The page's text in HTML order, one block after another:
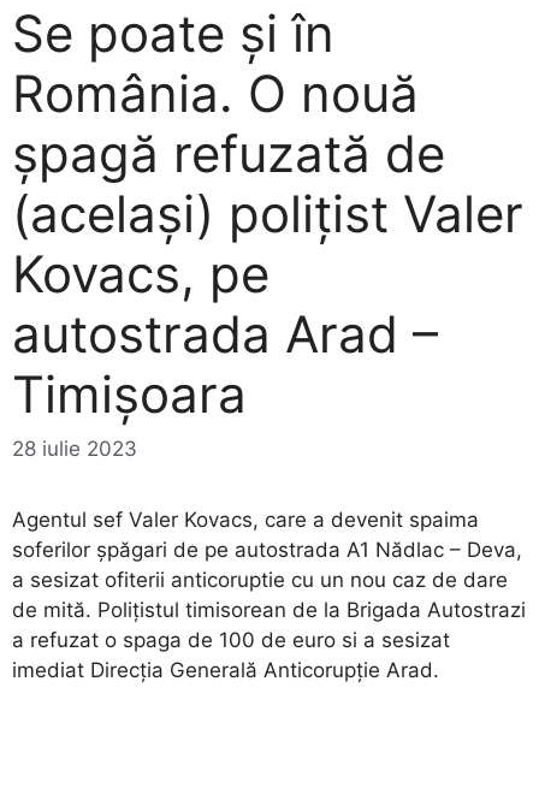
Se poate și în
România. O nouă
șpagă refuzată de
(același) polițist Valer
Kovacs, pe
autostrada Arad –
Timișoara
28 iulie 2023
Agentul sef Valer Kovacs, care a devenit spaima
soferilor șpăgari de pe autostrada A1 Nădlac – Deva,
a sesizat ofiterii anticoruptie cu un nou caz de dare
de mită. Polițistul timisorean de la Brigada Autostrazi
a refuzat o spaga de 100 de euro si a sesizat
imediat Direcția Generală Anticorupție Arad.